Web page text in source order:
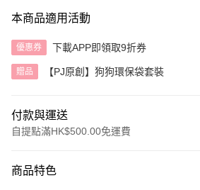
本商品適用活動
優惠券 下載APP即領取9折券
贈品 【PJ原創】狗狗環保袋套裝
付款與運送
自提點滿HK$500.00免運費
信用卡
商品特色